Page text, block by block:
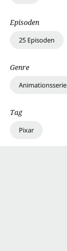
Episoden
25 Episoden
Genre
Animationsserie
Tag
Pixar